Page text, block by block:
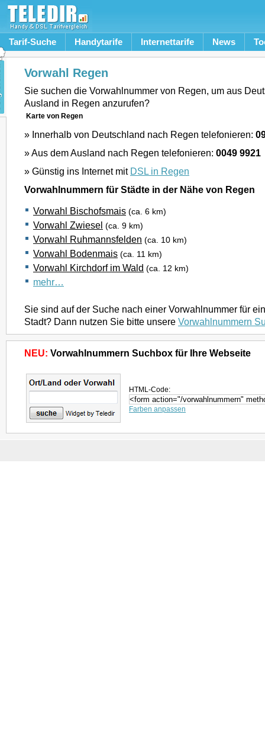
Tarif-Suche Handytarife Internettarife News
Vorwahl Regen
Sie suchen die Vorwahlnummer von Regen, um aus
Ausland in Regen anzurufen?
Karte von Regen
» Innerhalb von Deutschland nach Regen telefonieren:
» Aus dem Ausland nach Regen telefonieren: 0049 9921
» Günstig ins Internet mit DSL in Regen
Vorwahlnummern für Städte in der Nähe von Regen
Vorwahl Bischofsmais (ca. 6 km)
Vorwahl Zwiesel (ca. 9 km)
Vorwahl Ruhmannsfelden (ca. 10 km)
Vorwahl Bodenmais (ca. 11 km)
Vorwahl Kirchdorf im Wald (ca. 12 km)
mehr…
Sie sind auf der Suche nach einer Vorwahlnummer für
Stadt? Dann nutzen Sie bitte unsere Vorwahlnummern
NEU: Vorwahlnummern Suchbox für Ihre Webseite
HTML-Code:
Farben anpassen